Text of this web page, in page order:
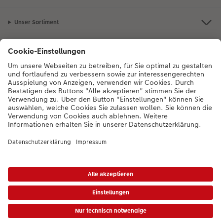
Unser Sortiment
Service
Mehr zum CEWE Fotoservice
0043-1-4360043Mo. bis Sa.: 8:00 – 20:00 Uhr und So.: 10:00 – 18:00
Uhr
* Die UVP gelten inkl. MwSt. zzgl. Versandkosten (ggf. auch bei Filialabholung) gem.
Preisliste